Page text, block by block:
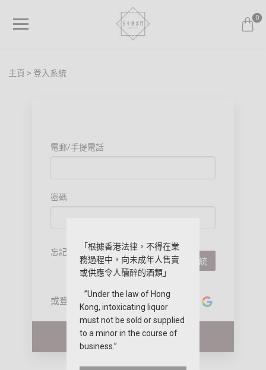
0
主頁 登入系統
電郵/手提電話
密碼
忘記密碼?
登入系統
或登入
成為我們的會員?
「根據香港法律，不得在業
務過程中，向未成年人售賣
或供應令人醺醉的酒類」
”Under the law of Hong
Kong, intoxicating liquor
must not be sold or supplied
to a minor in the course of
business.”